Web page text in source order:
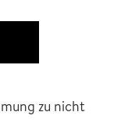
zu nicht